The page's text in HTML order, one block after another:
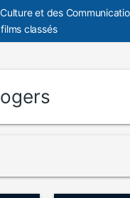
et des
classés